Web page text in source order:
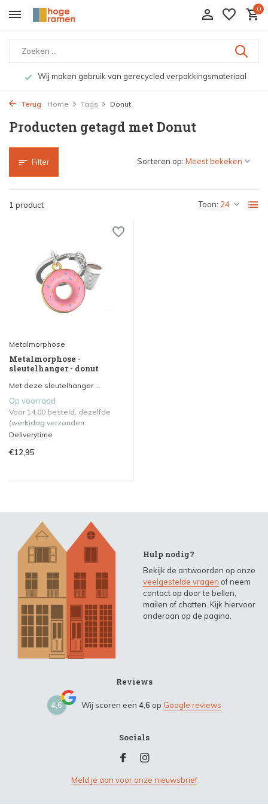
0
Wij maken gebruik van gerecycled verpakkingsmateriaal
Terug Home Tags Donut
Producten getagd met Donut
Filter
1 product Toon:
Sorteren op:
Metalmorphose
Metalmorphose -
sleutelhanger - donut
Met deze sleutelhanger ...
Op voorraad
Voor 14.00 besteld, dezelfde
(werk)dag verzonden.
Deliverytime
€12,95
Hulp nodig?
Bekijk de antwoorden op onze
veelgestelde vragen of neem
contact op door te bellen,
mailen of chatten. Kijk hiervoor
onderaan op de pagina.
Reviews
4,6 Wij scoren een 4,6 op Google reviews
Socials
Meld je aan voor onze nieuwsbrief